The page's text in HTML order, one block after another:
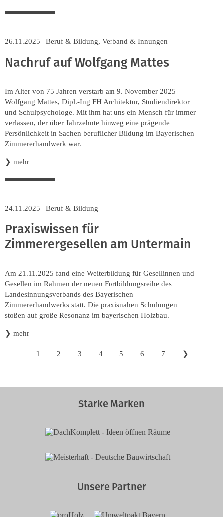
26.11.2025 | Beruf & Bildung, Verband & Innungen
Nachruf auf Wolfgang Mattes
Im Alter von 75 Jahren verstarb am 9. November 2025
Wolfgang Mattes, Dipl.-Ing FH Architektur, Studiendirektor
und Schulpsychologe. Mit ihm hat uns ein Mensch für immer
verlassen, der über Jahrzehnte hinweg eine prägende
Persönlichkeit in Sachen beruflicher Bildung im Bayerischen
Zimmererhandwerk war.
❯ mehr
24.11.2025 | Beruf & Bildung
Praxiswissen für
Zimmerergesellen am Untermain
Am 21.11.2025 fand eine Weiterbildung für Gesellinnen und
Gesellen im Rahmen der neuen Fortbildungsreihe des
Landesinnungsverbands des Bayerischen
Zimmererhandwerks statt. Die praxisnahen Schulungen
stoßen auf große Resonanz im bayerischen Holzbau.
❯ mehr
1 2 3 4 5 6 7 ❯
Starke Marken
Unsere Partner